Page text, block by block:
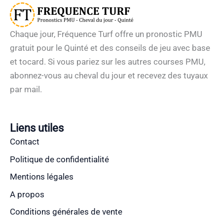
Chaque jour, Fréquence Turf offre un pronostic PMU
gratuit pour le Quinté et des conseils de jeu avec base
et tocard. Si vous pariez sur les autres courses PMU,
abonnez-vous au cheval du jour et recevez des tuyaux
par mail.
Liens utiles
Contact
Politique de confidentialité
Mentions légales
A propos
Conditions générales de vente